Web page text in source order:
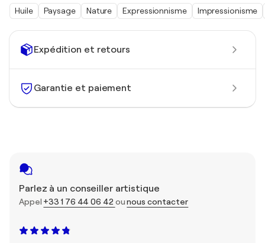
Expédition et retours
Garantie et paiement
Parlez à un conseiller artistique
Appel +33 1 76 44 06 42 ounous contacter
Huile Paysage Nature Expressionnisme Impressionisme